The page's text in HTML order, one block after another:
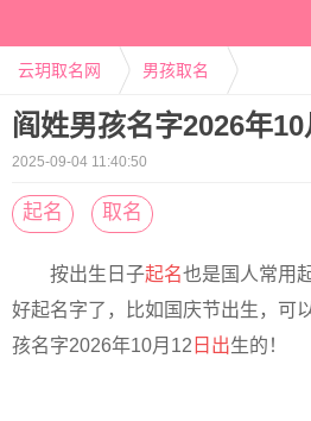
云玥取名网 男孩取名
阎姓男孩名字2026年
2025-09-04 11:40:50
起名 取名
按出生日子起名也是国人常用
好起名字了，比如国庆节出生，可
孩名字2026年10月12 日出生的！